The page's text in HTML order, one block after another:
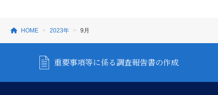
HOME 2023年 9月
重要事項等に係る調査報告書の作成